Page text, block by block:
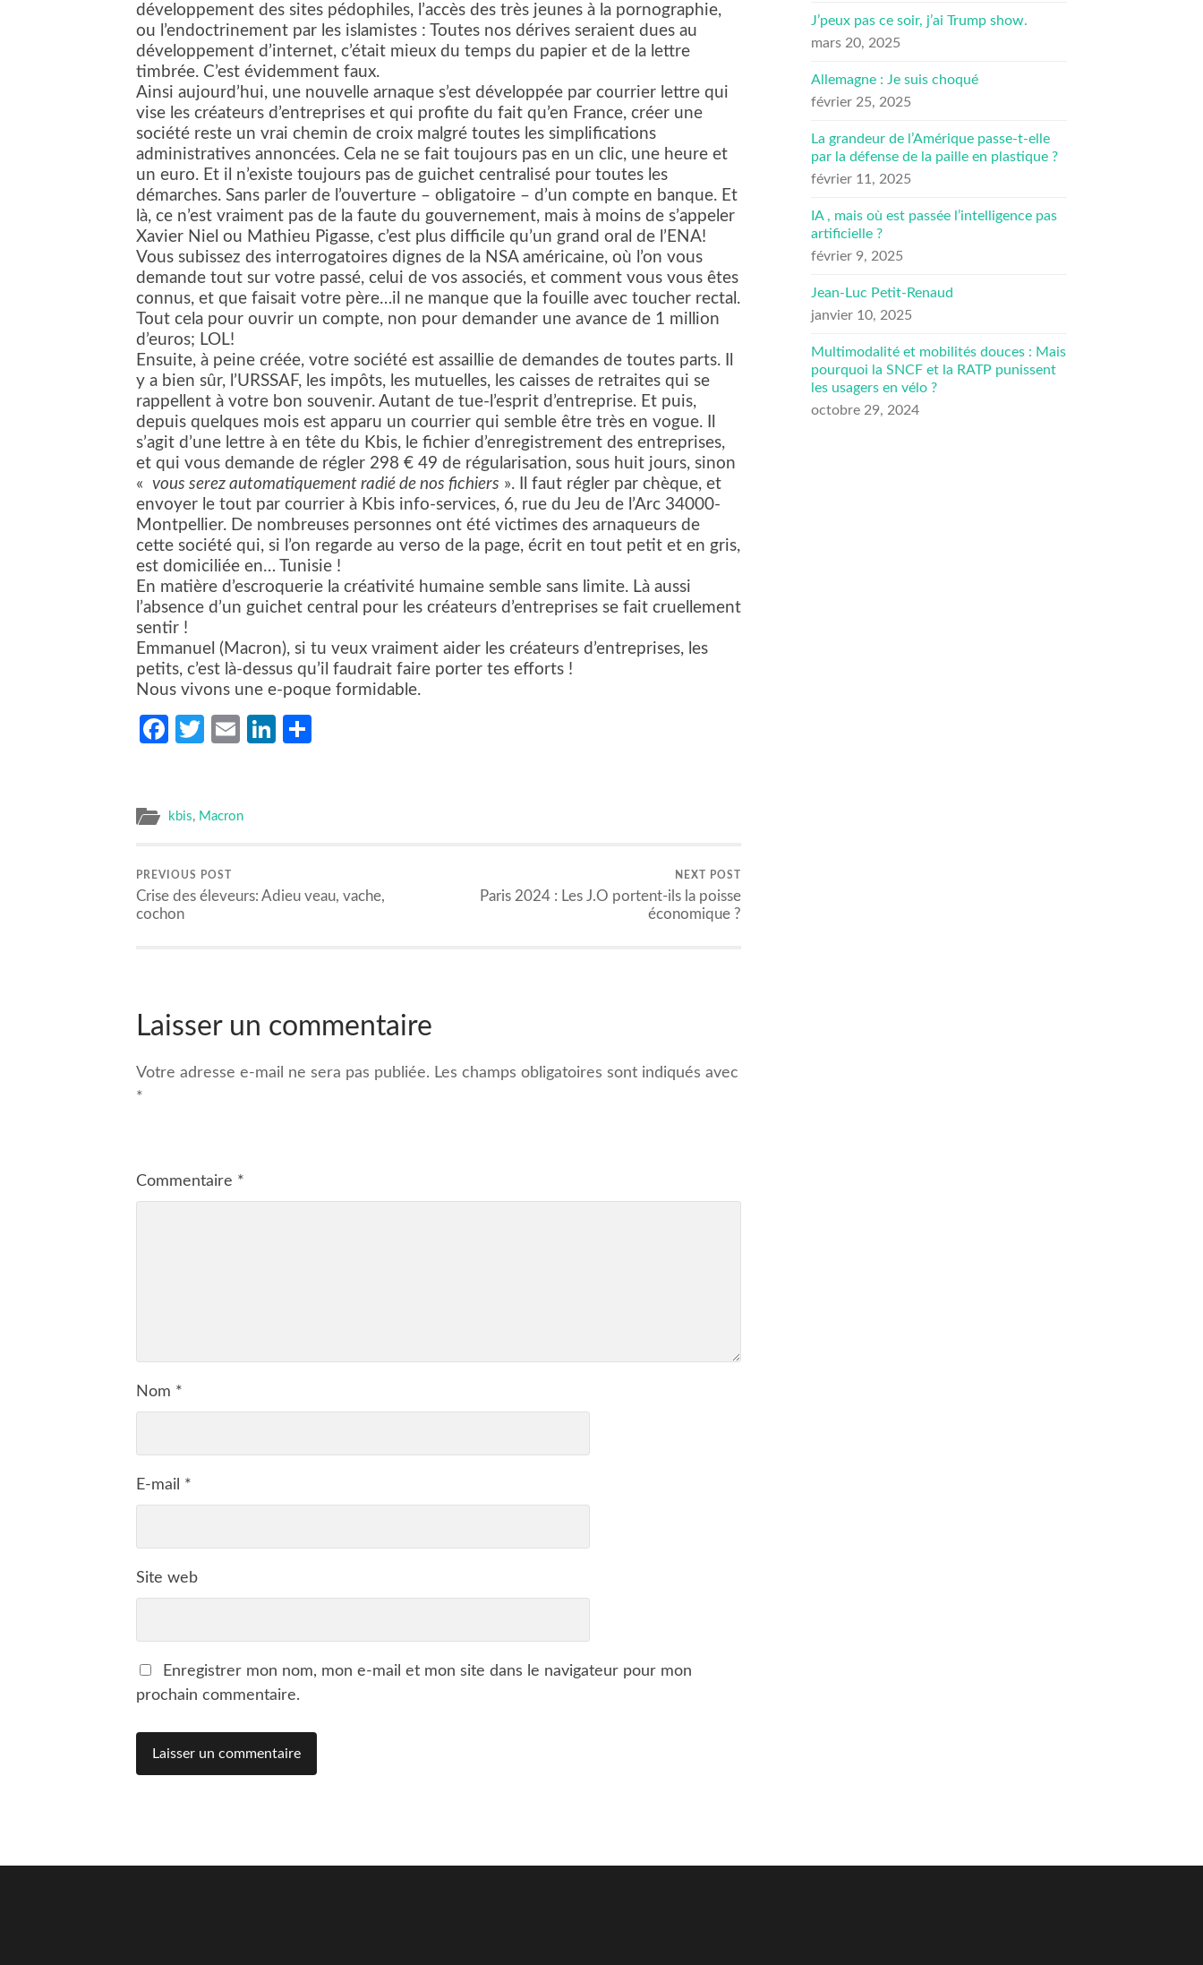
développement des sites pédophiles, l’accès des très jeunes à la pornographie,
ou l’endoctrinement par les islamistes : Toutes nos dérives seraient dues au
développement d’internet, c’était mieux du temps du papier et de la lettre
timbrée. C’est évidemment faux.
Ainsi aujourd’hui, une nouvelle arnaque s’est développée par courrier lettre qui
vise les créateurs d’entreprises et qui profite du fait qu’en France, créer une
société reste un vrai chemin de croix malgré toutes les simplifications
administratives annoncées. Cela ne se fait toujours pas en un clic, une heure et
un euro. Et il n’existe toujours pas de guichet centralisé pour toutes les
démarches. Sans parler de l’ouverture – obligatoire – d’un compte en banque. Et
là, ce n’est vraiment pas de la faute du gouvernement, mais à moins de s’appeler
Xavier Niel ou Mathieu Pigasse, c’est plus difficile qu’un grand oral de l’ENA!
Vous subissez des interrogatoires dignes de la NSA américaine, où l’on vous
demande tout sur votre passé, celui de vos associés, et comment vous vous êtes
connus, et que faisait votre père…il ne manque que la fouille avec toucher rectal.
Tout cela pour ouvrir un compte, non pour demander une avance de 1 million
d’euros; LOL!
Ensuite, à peine créée, votre société est assaillie de demandes de toutes parts. Il
y a bien sûr, l’URSSAF, les impôts, les mutuelles, les caisses de retraites qui se
rappellent à votre bon souvenir. Autant de tue-l’esprit d’entreprise. Et puis,
depuis quelques mois est apparu un courrier qui semble être très en vogue. Il
s’agit d’une lettre à en tête du Kbis, le fichier d’enregistrement des entreprises,
et qui vous demande de régler 298 € 49 de régularisation, sous huit jours, sinon
« vous serez automatiquement radié de nos fichiers ». Il faut régler par chèque, et
envoyer le tout par courrier à Kbis info-services, 6, rue du Jeu de l’Arc 34000-
Montpellier. De nombreuses personnes ont été victimes des arnaqueurs de
cette société qui, si l’on regarde au verso de la page, écrit en tout petit et en gris,
est domiciliée en… Tunisie !
En matière d’escroquerie la créativité humaine semble sans limite. Là aussi
l’absence d’un guichet central pour les créateurs d’entreprises se fait cruellement
sentir !
Emmanuel (Macron), si tu veux vraiment aider les créateurs d’entreprises, les
petits, c’est là-dessus qu’il faudrait faire porter tes efforts !
Nous vivons une e-poque formidable.
Facebook
Twitter
EmailLinkedIn
kbis, Macron
PREVIOUS POST
Crise des éleveurs: Adieu veau, vache,
cochon
NEXT POST
Paris 2024 : Les J.O portent-ils la poisse
économique ?
Laisser un commentaire
Votre adresse e-mail ne sera pas publiée. Les champs obligatoires sont indiqués avec
*
Commentaire *
Nom *
E-mail *
Site web
Enregistrer mon nom, mon e-mail et mon site dans le navigateur pour mon
prochain commentaire.
J’peux pas ce soir, j’ai Trump show.
mars 20, 2025
Allemagne : Je suis choqué
février 25, 2025
La grandeur de l’Amérique passe-t-elle
par la défense de la paille en plastique ?
février 11, 2025
IA , mais où est passée l’intelligence pas
artificielle ?
février 9, 2025
Jean-Luc Petit-Renaud
janvier 10, 2025
Multimodalité et mobilités douces : Mais
pourquoi la SNCF et la RATP punissent
les usagers en vélo ?
octobre 29, 2024